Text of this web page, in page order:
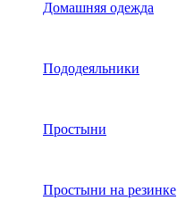
Домашняя одежда
Пододеяльники
Простыни
Простыни на резинке